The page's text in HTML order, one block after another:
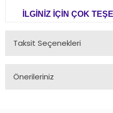
İLGİNİZ İÇİN ÇOK
Taksit Seçenekleri
Önerileriniz